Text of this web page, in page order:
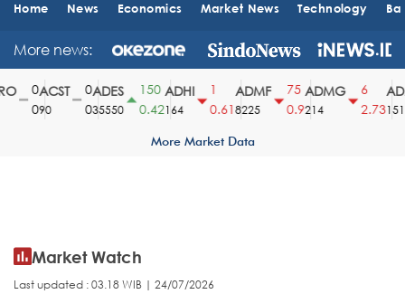
Home News Economics Market News Technology
More news:
ACST
90
ADES
35550
150
0.42
ADHI
164
0.61
ADMF
8225
75
0.9
ADMG
214
2.731510
More Market Data
Market Watch
Last updated : 03.18 WIB | 24/07/2026